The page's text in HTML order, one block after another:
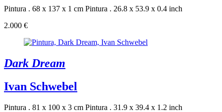
Pintura . 68 x 137 x 1 cm Pintura . 26.8 x 53.9 x 0.4 inch
2.000 €
Dark Dream
Ivan Schwebel
Pintura . 81 x 100 x 3 cm Pintura . 31.9 x 39.4 x 1.2 inch